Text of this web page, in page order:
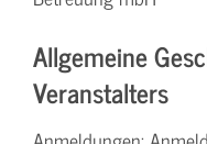
Allgemeine
Veranstalters